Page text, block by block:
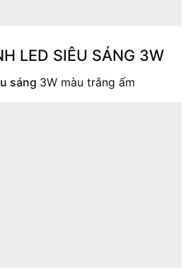
LED SIÊU SÁNG 3W
sáng 3W màu trắng ấm